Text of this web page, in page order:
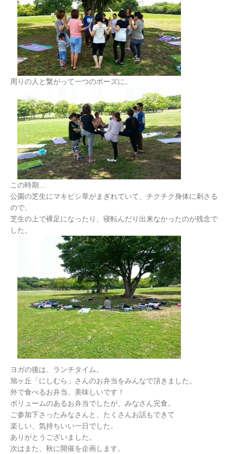
周りの人と繋がって一つのポーズに。
この時期…
公園の芝生にマキビシ草がまぎれていて、チクチク身体に刺さる
ので、
芝生の上で裸足になったり、寝転んだり出来なかったのが残念で
した。
ヨガの後は、ランチタイム。
旭ヶ丘「にしむら」さんのお弁当をみんなで頂きました。
外で食べるお弁当、美味しいです！
ボリュームのあるお弁当でしたが、みなさん完食。
ご参加下さったみなさんと、たくさんお話もできて
楽しい、気持ちいい一日でした。
ありがとうございました。
次はまた、秋に開催を企画します。